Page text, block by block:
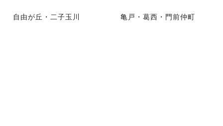
自由が丘・二子玉川 亀戸・葛西・門前仲町